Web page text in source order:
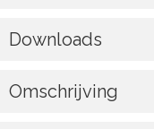
Downloads
Omschrijving